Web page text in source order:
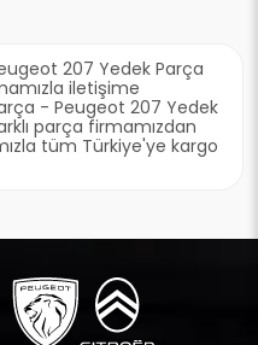
207 Yedek Parça
iletişime
- Peugeot 207 Yedek
parça firmamızdan
tüm Türkiye'ye kargo